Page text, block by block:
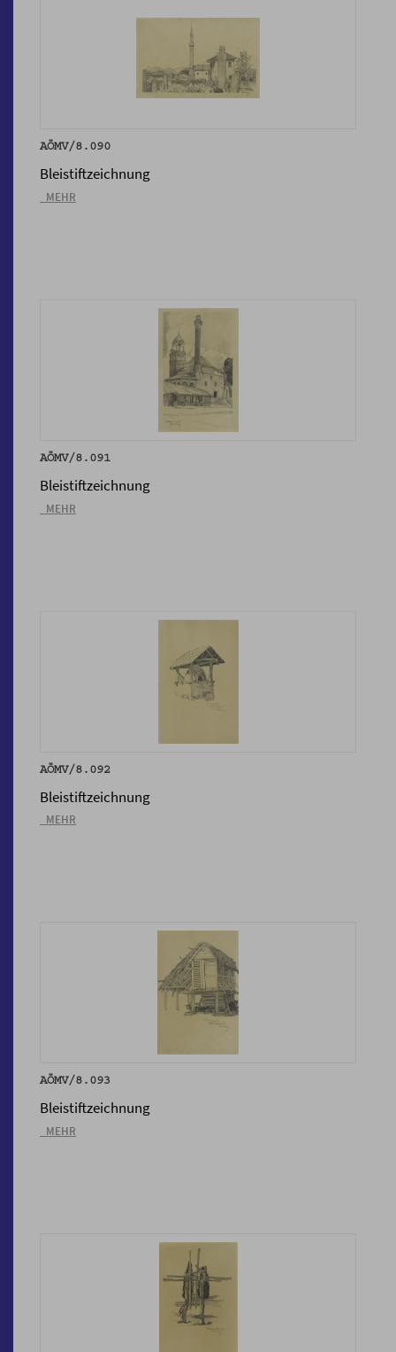
AÖMV/8.090
Bleistiftzeichnung
_MEHR
AÖMV/8.091
Bleistiftzeichnung
_MEHR
AÖMV/8.092
Bleistiftzeichnung
_MEHR
AÖMV/8.093
Bleistiftzeichnung
_MEHR